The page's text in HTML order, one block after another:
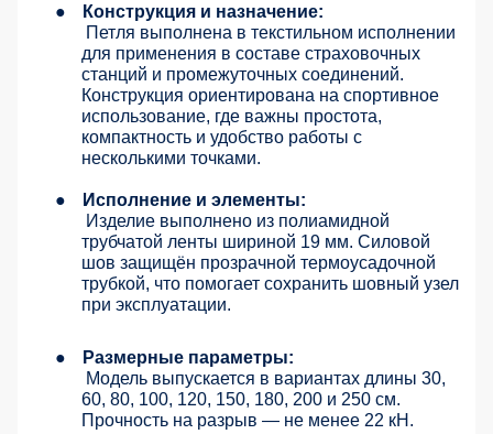
●
Конструкция и назначение:
Петля выполнена в текстильном исполнении
для применения в составе страховочных
станций и промежуточных соединений.
Конструкция ориентирована на спортивное
использование, где важны простота,
компактность и удобство работы с
несколькими точками.
●
Исполнение и элементы:
Изделие выполнено из полиамидной
трубчатой ленты шириной 19 мм. Силовой
шов защищён прозрачной термоусадочной
трубкой, что помогает сохранить шовный узел
при эксплуатации.
●
Размерные параметры:
Модель выпускается в вариантах длины 30,
60, 80, 100, 120, 150, 180, 200 и 250 см.
Прочность на разрыв — не менее 22 кН.